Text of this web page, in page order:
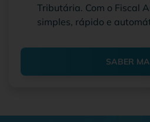
Tributária. Com o Fiscal
simples, rápido e
SABER